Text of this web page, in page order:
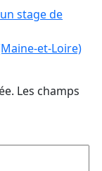
stage de
et-Loire)
Les champs